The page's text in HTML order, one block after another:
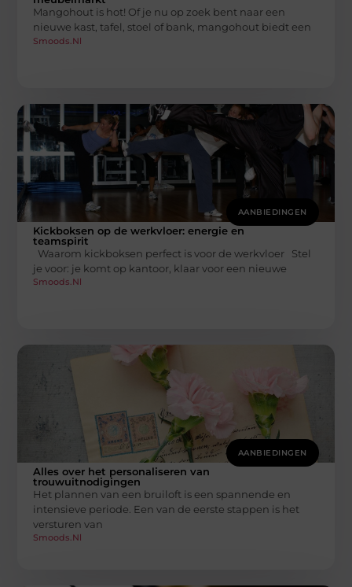
Mangohout is hot! Of je nu op zoek bent naar een
nieuwe kast, tafel, stoel of bank, mangohout biedt een
Smoods.nl
AANBIEDINGEN
Kickboksen op de werkvloer: energie en
teamspirit
Waarom kickboksen perfect is voor de werkvloer Stel
je voor: je komt op kantoor, klaar voor een nieuwe
Smoods.nl
AANBIEDINGEN
Alles over het personaliseren van
trouwuitnodigingen
Het plannen van een bruiloft is een spannende en
intensieve periode. Een van de eerste stappen is het
versturen van
Smoods.nl